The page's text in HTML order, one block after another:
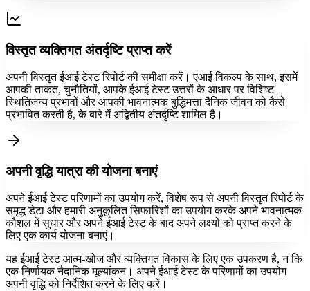
विस्तृत व्यक्तिगत अंतर्दृष्टि प्राप्त करें
अपनी विस्तृत ईआई टेस्ट रिपोर्ट की समीक्षा करें। एआई विकल्प के साथ, इसमें
आपकी ताकत, चुनौतियों, आपके ईआई टेस्ट उत्तरों के आधार पर विशिष्ट
स्थितिजन्य प्रभावों और आपकी भावनात्मक बुद्धिमत्ता दैनिक जीवन को कैसे
प्रभावित करती है, के बारे में अद्वितीय अंतर्दृष्टि शामिल है।
अपनी वृद्धि यात्रा की योजना बनाएं
अपने ईआई टेस्ट परिणामों का उपयोग करें, विशेष रूप से अपनी विस्तृत रिपोर्ट के
समृद्ध डेटा और हमारी अनुकूलित सिफारिशों का उपयोग करके अपने भावनात्मक
कौशल में सुधार और अपने ईआई टेस्ट के बाद अपने लक्ष्यों को प्राप्त करने के
लिए एक कार्य योजना बनाएं।
यह ईआई टेस्ट आत्म-खोज और व्यक्तिगत विकास के लिए एक उपकरण है, न कि
एक निर्णायक नैदानिक मूल्यांकन। अपने ईआई टेस्ट के परिणामों का उपयोग
अपनी वृद्धि को निर्देशित करने के लिए करें।